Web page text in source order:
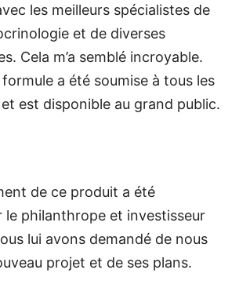
les meilleurs spécialistes de
et de diverses
Cela m’a semblé incroyable.
a été soumise à tous les
est disponible au grand public.
de ce produit a été
le philanthrope et investisseur
lui avons demandé de nous
projet et de ses plans.